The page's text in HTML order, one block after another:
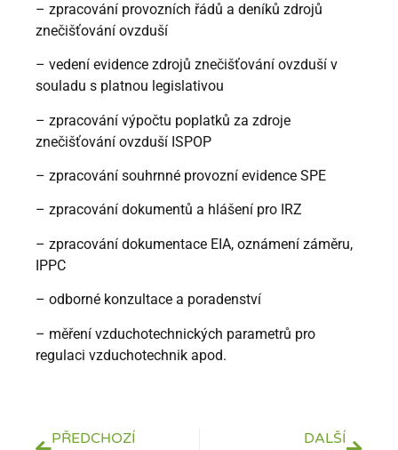
– zpracování provozních řádů a deníků zdrojů
znečišťování ovzduší
– vedení evidence zdrojů znečišťování ovzduší v
souladu s platnou legislativou
– zpracování výpočtu poplatků za zdroje
znečišťování ovzduší ISPOP
– zpracování souhrnné provozní evidence SPE
– zpracování dokumentů a hlášení pro IRZ
– zpracování dokumentace EIA, oznámení záměru,
IPPC
– odborné konzultace a poradenství
– měření vzduchotechnických parametrů pro
regulaci vzduchotechnik apod.
PŘEDCHOZÍ DALŠÍ